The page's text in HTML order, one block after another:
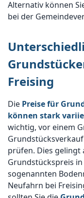
Alternativ können
bei der
Freising
Die Preise für
können stark
wichtig, vor einem
prüfen. Dies gelingt
Grundstückspreis
sogenannten
Neufahrn bei